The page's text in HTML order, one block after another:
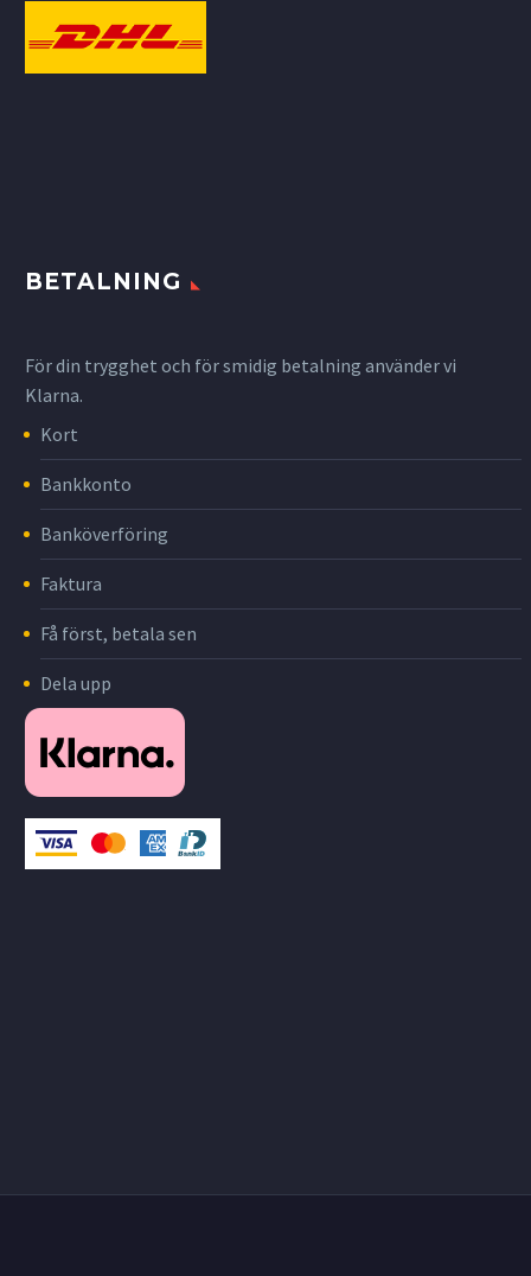
BETALNING
För din trygghet och för smidig betalning använder vi
Klarna.
Kort
Bankkonto
Banköverföring
Faktura
Få först, betala sen
Dela upp